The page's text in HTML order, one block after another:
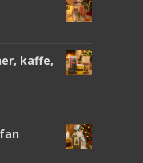
kaffe,